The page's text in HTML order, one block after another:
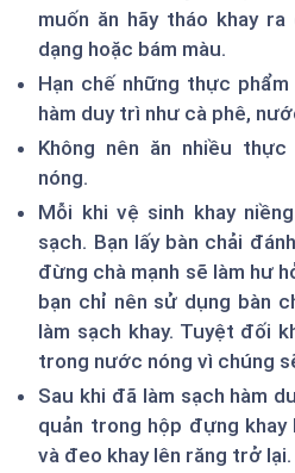
muốn ăn hãy tháo khay
dạng hoặc bám màu.
Hạn chế những thực
hàm duy trì như cà phê,
Không nên ăn nhiều
nóng.
Mỗi khi vệ sinh khay
sạch. Bạn lấy bàn chải
đừng chà mạnh sẽ làm hư
bạn chỉ nên sử dụng bàn
làm sạch khay. Tuyệt đối
trong nước nóng vì chúng
Sau khi đã làm sạch hàm
quản trong hộp đựng khay
và đeo khay lên răng trở lại.